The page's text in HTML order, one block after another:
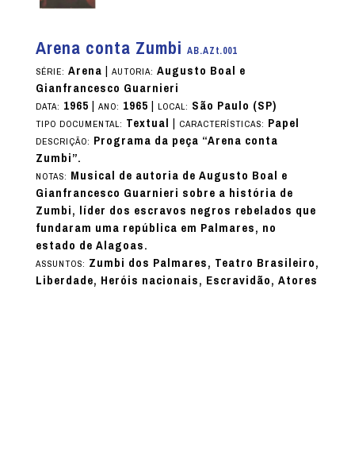
Arena conta Zumbi AB.AZt.001
SÉRIE: Arena| AUTORIA: Augusto Boal e
Gianfrancesco Guarnieri
DATA: 1965| ANO: 1965| LOCAL: São Paulo (SP)
TIPO DOCUMENTAL: Textual | CARACTERÍSTICAS: Papel
DESCRIÇÃO: Programa da peça “Arena conta
Zumbi”.
NOTAS: Musical de autoria de Augusto Boal e
Gianfrancesco Guarnieri sobre a história de
Zumbi, líder dos escravos negros rebelados que
fundaram uma república em Palmares, no
estado de Alagoas.
ASSUNTOS: Zumbi dos Palmares, Teatro Brasileiro,
Liberdade, Heróis nacionais, Escravidão, Atores